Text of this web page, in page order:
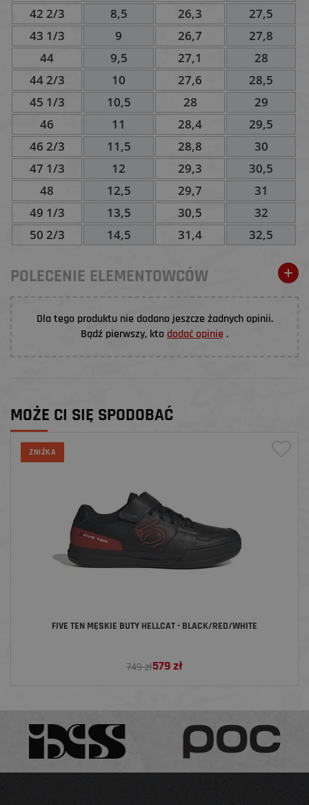
42 2/3
8,5 26,3
27,5
43 1/3
9 26,7
27,8
44
9,5 27,1
28
44 2/3
10 27,6
28,5
45 1/3
10,5 28
29
46
11 28,4
29,5
46 2/3
11,5 28,8
30
47 1/3
12 29,3
30,5
48
12,5 29,7
31
49 1/3
13,5 30,5
32
50 2/3
14,5 31,4 32,5
POLECENIE ELEMENTOWCÓW
Dla tego produktu nie dodano jeszcze żadnych opinii.
Bądź pierwszy, kto dodać opinię .
MOŻE CI SIĘ SPODOBAĆ
ZNIŻKA
FIVE TEN MĘSKIE BUTY HELLCAT - BLACK/RED/WHITE
749 zł579zł